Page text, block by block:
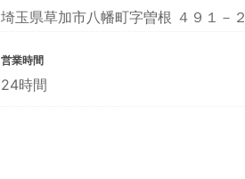
埼玉県草加市八幡町字曽根 ４９１－２
営業時間
24時間